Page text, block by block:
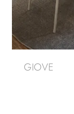
GIOVE